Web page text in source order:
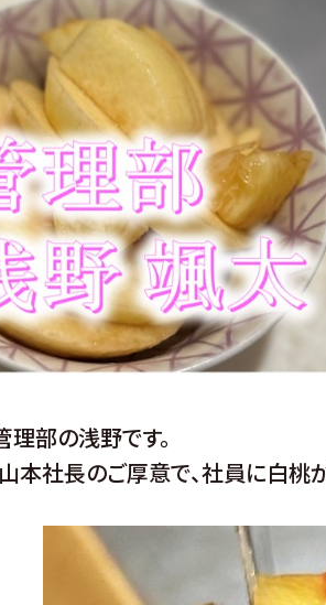
理部の浅野です。
本社長のご厚意で、社員に白桃